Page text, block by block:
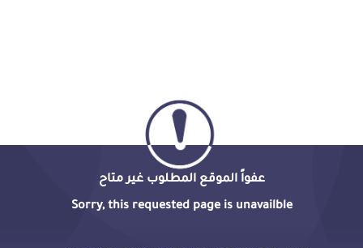
عفواً الموقع المطلوب غير متاح
Sorry, this requested page is unavailble